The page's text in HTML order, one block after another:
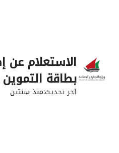
الاستعلام عن
بطاقة
آخر تحديثمنذ سنتين